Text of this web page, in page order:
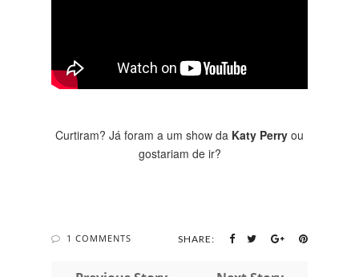
Curtiram? Já foram a um show da Katy Perry ou
gostariam de ir?
1 COMMENTS SHARE: